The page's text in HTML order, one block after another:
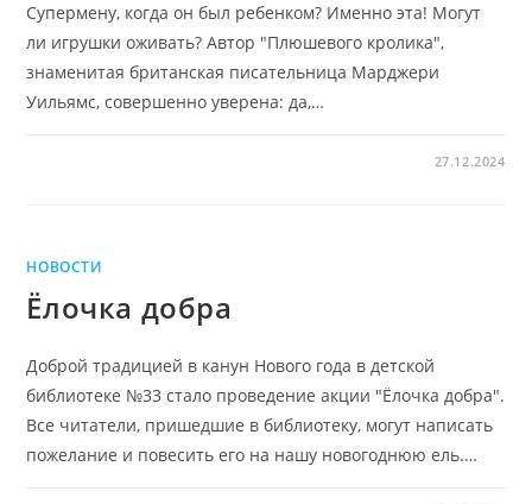
Супермену, когда он был ребенком? Именно эта! Могут
ли игрушки оживать? Автор "Плюшевого кролика",
знаменитая британская писательница Марджери
Уильямс, совершенно уверена: да,…
27.12.2024
НОВОСТИ
Ёлочка добра
Доброй традицией в канун Нового года в детской
библиотеке №33 стало проведение акции "Ёлочка добра".
Все читатели, пришедшие в библиотеку, могут написать
пожелание и повесить его на нашу новогоднюю ель.…